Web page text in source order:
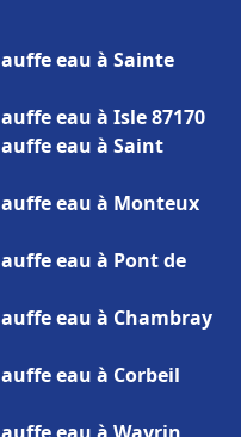
eau à Sainte
eau à Isle 87170
eau à Saint
eau à Monteux
eau à Pont de
eau à Chambray
eau à Corbeil